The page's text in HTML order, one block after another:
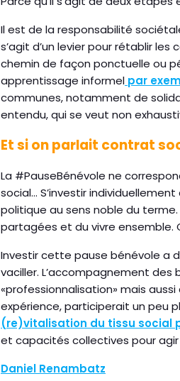
Il est de la responsabilité
s’agit d’un levier pour rétablir
chemin de façon ponctuelle ou
apprentissage informel par
communes, notamment de
entendu, qui se veut non
Et si on parlait contrat
La #PauseBénévole ne
social… S’investir
politique au sens noble du
partagées et du vivre ensemble.
Investir cette pause bénévole a
vaciller. L’accompagnement
«professionnalisation» mais
expérience, participerait un peu
(re)vitalisation du tissu social
et capacités collectives pour
Daniel Renambatz